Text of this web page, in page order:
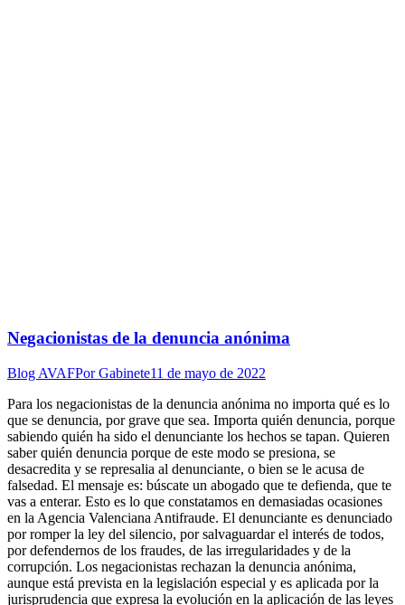
Negacionistas de la denuncia anónima
Blog AVAFPorGabinete11 de mayo de 2022
Para los negacionistas de la denuncia anónima no importa qué es lo
que se denuncia, por grave que sea. Importa quién denuncia, porque
sabiendo quién ha sido el denunciante los hechos se tapan. Quieren
saber quién denuncia porque de este modo se presiona, se
desacredita y se represalia al denunciante, o bien se le acusa de
falsedad. El mensaje es: búscate un abogado que te defienda, que te
vas a enterar. Esto es lo que constatamos en demasiadas ocasiones
en la Agencia Valenciana Antifraude. El denunciante es denunciado
por romper la ley del silencio, por salvaguardar el interés de todos,
por defendernos de los fraudes, de las irregularidades y de la
corrupción. Los negacionistas rechazan la denuncia anónima,
aunque está prevista en la legislación especial y es aplicada por la
jurisprudencia que expresa la evolución en la aplicación de las leyes